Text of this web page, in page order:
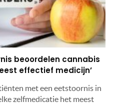
beoordelen cannabis
effectief medicijn’
met een eetstoornis in
zelfmedicatie het meest